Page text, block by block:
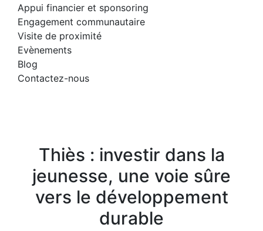
Appui financier et sponsoring
Engagement communautaire
Visite de proximité
Evènements
Blog
Contactez-nous
Thiès : investir dans la
jeunesse, une voie sûre
vers le développement
durable